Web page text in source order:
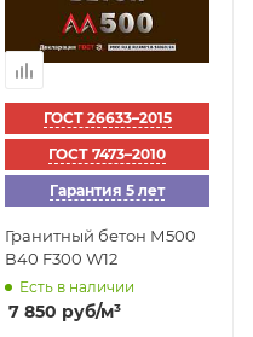
ГОСТ 26633–2015
ГОСТ 7473–2010
Гарантия 5 лет
Гранитный бетон М500
В40 F300 W12
Есть в наличии
7 850 руб/м³